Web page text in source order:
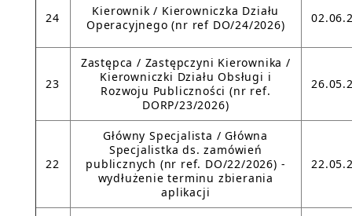
24
Kierownik / Kierowniczka Działu
Operacyjnego (nr ref DO/24/2026)
23
Zastępca / Zastępczyni Kierownika /
Kierowniczki Działu Obsługi i
Rozwoju Publiczności (nr ref.
DORP/23/2026)
22
Główny Specjalista / Główna
Specjalistka ds. zamówień
publicznych (nr ref. DO/22/2026) -
wydłużenie terminu zbierania
aplikacji